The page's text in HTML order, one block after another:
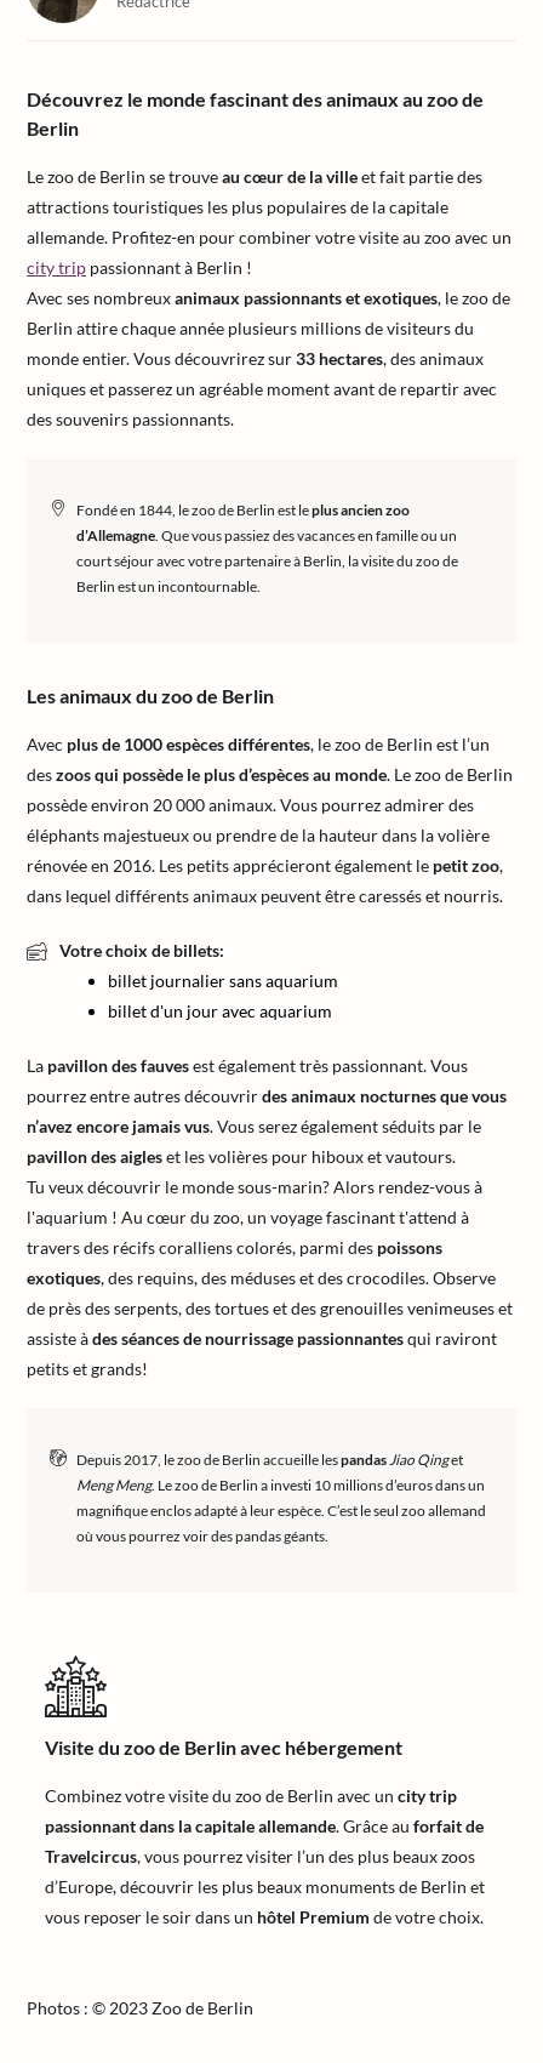
Découvrez le monde fascinant des animaux au zoo de
Berlin
Le zoo de Berlin se trouveau cœur de la villeet fait partie des
attractions touristiques les plus populaires de la capitale
allemande. Profitez-en pour combiner votre visite au zoo avec un
city trip passionnant à Berlin !
Avec ses nombreuxanimaux passionnants et exotiques, le zoo de
Berlin attire chaque année plusieurs millions de visiteurs du
monde entier. Vous découvrirez sur33 hectares, des animaux
uniques et passerez un agréable moment avant de repartir avec
des souvenirs passionnants.
Fondé en 1844, le zoo de Berlin est leplus ancien zoo
d’Allemagne. Que vous passiez des vacances en famille ou un
court séjour avec votre partenaire à Berlin, la visite du zoo de
Berlin est un incontournable.
Les animaux du zoo de Berlin
Avec plus de 1000 espèces différentes, le zoo de Berlin est l’un
deszoos qui possède le plus d’espèces au monde. Le zoo de Berlin
possède environ 20 000 animaux. Vous pourrez admirer des
éléphants majestueux ou prendre de la hauteur dans la volière
rénovée en 2016. Les petits apprécieront également le petit zoo,
dans lequel différents animaux peuvent être caressés et nourris.
Votre choix de billets:
billet journalier sans aquarium
billet d'un jour avec aquarium
La pavillon des fauvesest également très passionnant. Vous
pourrez entre autres découvrirdes animaux nocturnes que vous
n’avez encore jamais vus. Vous serez également séduits par le
pavillon des aigleset les volières pour hiboux et vautours.
Tu veux découvrir le monde sous-marin? Alors rendez-vous à
l'aquarium ! Au cœur du zoo, un voyage fascinant t'attend à
travers des récifs coralliens colorés, parmi des poissons
exotiques, des requins, des méduses et des crocodiles. Observe
de près des serpents, des tortues et des grenouilles venimeuses et
assiste àdes séances de nourrissage passionnantesqui raviront
petits et grands!
Depuis 2017, le zoo de Berlin accueille lespandasJiao Qinget
Meng Meng. Le zoo de Berlin a investi 10 millions d’euros dans un
magnifique enclos adapté à leur espèce. C’est le seul zoo allemand
où vous pourrez voir des pandas géants.
Visite du zoo de Berlin avec hébergement
Combinez votre visite du zoo de Berlin avec un city trip
passionnant dans la capitale allemande. Grâce au forfait de
Travelcircus, vous pourrez visiter l’un des plus beaux zoos
d’Europe, découvrir les plus beaux monuments de Berlin et
vous reposer le soir dans un hôtel Premium de votre choix.
Photos : © 2023 Zoo de Berlin